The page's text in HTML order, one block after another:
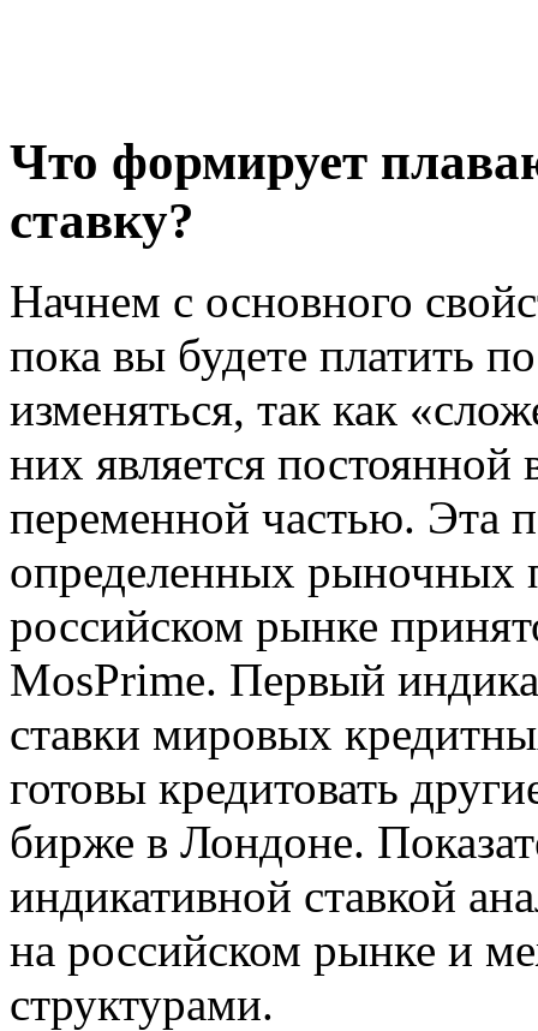
Что формирует
ставку?
Начнем с основного
пока вы будете платить
изменяться, так как
них является постоянной
переменной частью. Эта
определенных рыночных
российском рынке
MosPrime. Первый
ставки мировых
готовы кредитовать
бирже в Лондоне.
индикативной ставкой
на российском рынке и
структурами.